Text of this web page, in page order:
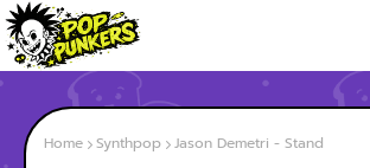
Home Synthpop Jason Demetri - Stand